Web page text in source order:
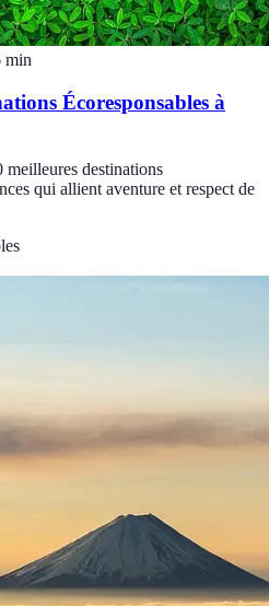
min
Écoresponsables à
meilleures destinations
qui allient aventure et respect de